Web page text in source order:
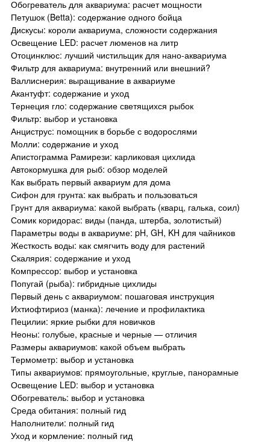
Обогреватель для аквариума: расчет мощности
Петушок (Betta): содержание одного бойца
Дискусы: короли аквариума, сложности содержания
Освещение LED: расчет люменов на литр
Отоцинклюс: лучший чистильщик для нано-аквариума
Фильтр для аквариума: внутренний или внешний?
Валлиснерия: выращивание в аквариуме
Акантуфт: содержание и уход
Тернеция гло: содержание светящихся рыбок
Фильтр: выбор и установка
Анциструс: помощник в борьбе с водорослями
Молли: содержание и уход
Апистограмма Рамирези: карликовая цихлида
Автокормушка для рыб: обзор моделей
Как выбрать первый аквариум для дома
Сифон для грунта: как выбрать и пользоваться
Грунт для аквариума: какой выбрать (кварц, галька, соил)
Сомик коридорас: виды (панда, штерба, золотистый)
Параметры воды в аквариуме: pH, GH, KH для чайников
Жесткость воды: как смягчить воду для растений
Скалярия: содержание и уход
Компрессор: выбор и установка
Попугай (рыба): гибридные цихлиды
Первый день с аквариумом: пошаговая инструкция
Ихтиофтириоз (манка): лечение и профилактика
Пецилии: яркие рыбки для новичков
Неоны: голубые, красные и черные — отличия
Размеры аквариумов: какой объем выбрать
Термометр: выбор и установка
Типы аквариумов: прямоугольные, круглые, панорамные
Освещение LED: выбор и установка
Обогреватель: выбор и установка
Среда обитания: полный гид
Наполнители: полный гид
Уход и кормление: полный гид